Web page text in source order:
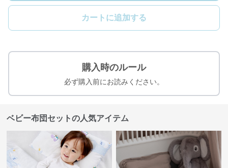
カートに追加する
購入時のルール
必ず購入前にお読みください。
ベビー布団セットの人気アイテム